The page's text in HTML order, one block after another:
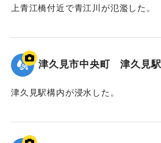
上青江橋付近で青江川が氾濫した。
｜固有コード:01204092
津久見市中央町 津久見駅
津久見駅構内が浸水した。
｜固有コード:01204091